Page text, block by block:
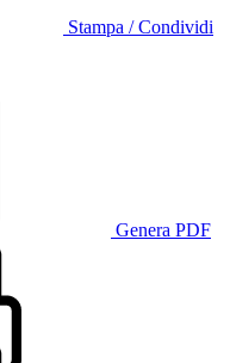
Stampa / Condividi
Genera PDF